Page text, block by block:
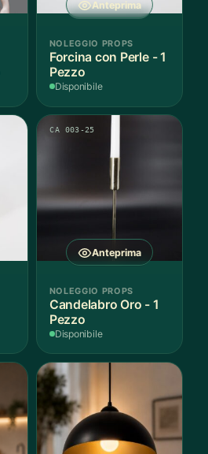
Anteprima
NOLEGGIO PROPS
Forcina con Perle - 1
Pezzo
Disponibile
Anteprima
CA 003-25
NOLEGGIO PROPS
Candelabro Oro - 1
Pezzo
Disponibile